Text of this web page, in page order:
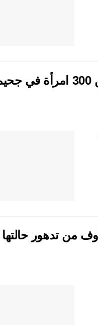
عنبر النساء بسجن سبيدار في الأهواز؛
من تدهور